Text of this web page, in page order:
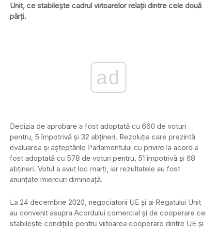
Unit, ce stabilește cadrul viitoarelor relații dintre cele două
părți.
ad
Decizia de aprobare a fost adoptată cu 660 de voturi
pentru, 5 împotrivă și 32 abțineri. Rezoluția care prezintă
evaluarea și așteptările Parlamentului cu privire la acord a
fost adoptată cu 578 de voturi pentru, 51 împotrivă și 68
abțineri. Votul a avut loc marți, iar rezultatele au fost
anunțate miercuri dimineață.
La 24 decembrie 2020, negociatorii UE și ai Regatului Unit
au convenit asupra Acordului comercial și de cooperare ce
stabilește condițiile pentru viitoarea cooperare dintre UE și